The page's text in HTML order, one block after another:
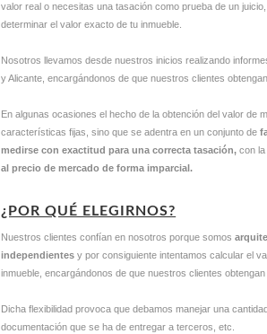
valor real o necesitas una tasación como prueba de un
determinar el valor exacto de tu inmueble.
Nosotros llevamos desde nuestros inicios realizando
y Alicante, encargándonos de que nuestros clientes
En algunas ocasiones el hecho de la obtención del valor de
características fijas, sino que se adentra en un conjunto de
medirse con exactitud para una correcta tasación,con
al precio de mercado de forma imparcial.
¿POR QUÉ ELEGIRNOS?
Nuestros clientes confían en nosotros porque somos
independientesy por consiguiente intentamos calcular el
inmueble, encargándonos de que nuestros clientes
Dicha flexibilidad provoca que debamos manejar una
documentación que se ha de entregar a terceros, etc.